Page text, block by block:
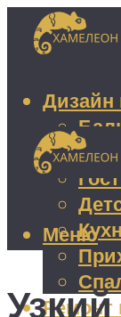
Дизайн
Ремонт
Меню